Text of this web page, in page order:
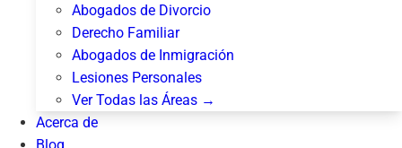
Abogados de Divorcio
Derecho Familiar
Abogados de Inmigración
Lesiones Personales
Ver Todas las Áreas →
Acerca de